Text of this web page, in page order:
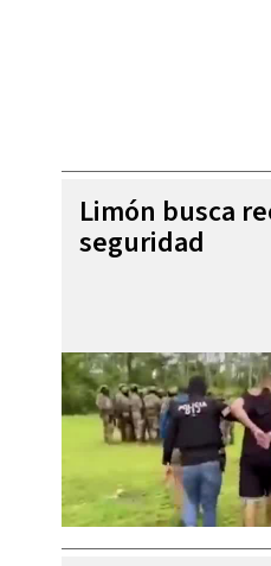
Limón busca
seguridad